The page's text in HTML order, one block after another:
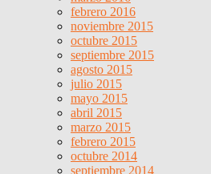
febrero 2016
noviembre 2015
octubre 2015
septiembre 2015
agosto 2015
julio 2015
mayo 2015
abril 2015
marzo 2015
febrero 2015
octubre 2014
septiembre 2014